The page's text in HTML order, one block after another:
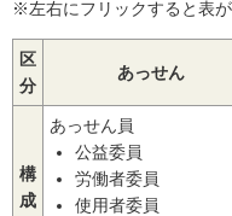
※左右にフリックすると表が
区
分
あっせん
構
成
あっせん員
公益委員
労働者委員
使用者委員